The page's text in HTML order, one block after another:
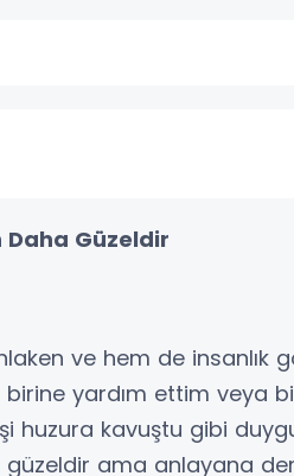
Güzeldir
ve hem de insanlık
yardım ettim veya
huzura kavuştu gibi
güzeldir ama anlayana